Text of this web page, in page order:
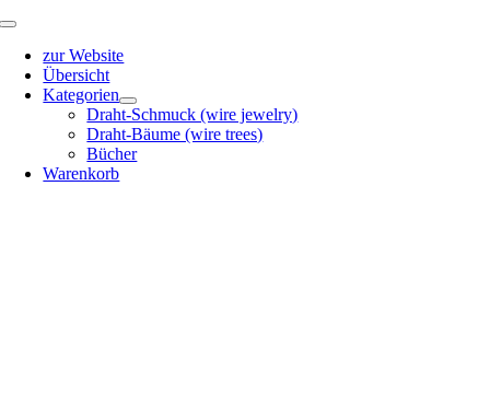
Zum
springen
Toggle
Navigationzur Website
Übersicht
Kategorien
Draht-Schmuck (wire jewelry)
Draht-Bäume (wire trees)
Bücher
Warenkorb